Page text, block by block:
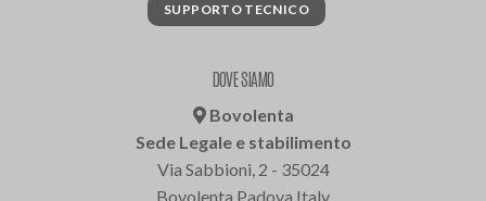
SUPPORTO TECNICO
DOVE SIAMO
Bovolenta
Sede Legale e stabilimento
Via Sabbioni, 2 - 35024
Bovolenta Padova Italy